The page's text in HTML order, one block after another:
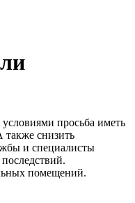
просьба иметь
также снизить
и специалисты
помещений.